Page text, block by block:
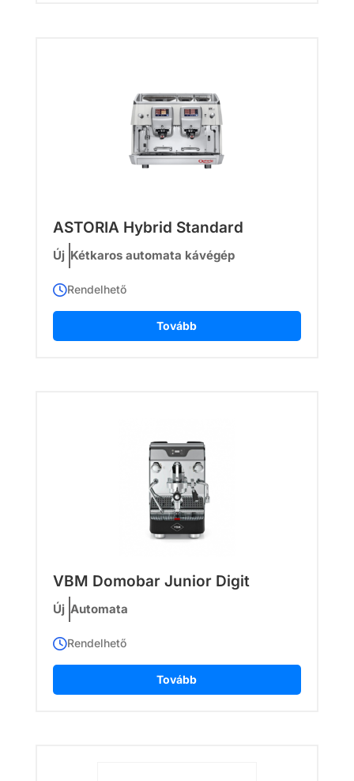
ASTORIA Hybrid Standard
Új Kétkaros automata kávégép
Tovább
Rendelhető
VBM Domobar Junior Digit
Új Automata
Tovább
Rendelhető